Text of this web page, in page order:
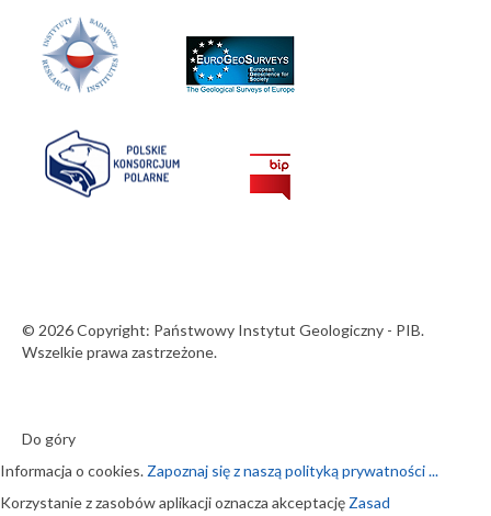
© 2026 Copyright: Państwowy Instytut Geologiczny - PIB.
Wszelkie prawa zastrzeżone.
Do góry
Informacja o cookies. Zapoznaj się z naszą polityką prywatności ...
Korzystanie z zasobów aplikacji oznacza akceptację Zasad